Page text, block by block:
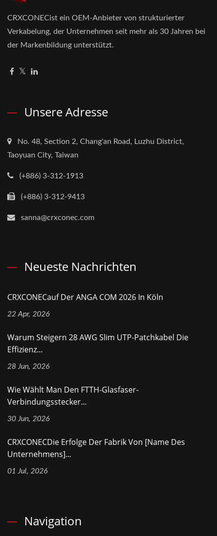
CRXCONECist ein OEM-Anbieter von strukturierter
Verkabelung, der Unternehmen seit mehr als 30 Jahren bei
der Markenbildung unterstützt.
Unsere Adresse
No. 48, Section 2, Chang'an Road, Luzhu District,
Taoyuan City, Taiwan
(+886) 3-312-1913
(+886) 3-312-9413
sanna@crxconec.com
Neueste Nachrichten
CRXCONECauf Der ANGA COM 2026 In Köln
22 Apr, 2026
Warum Steigern 28 AWG Slim UTP-Patchkabel Die
Effizienz...
28 Jun, 2026
Wie Wählt Man Den FTTH-Glasfaser-
Verbindungsstecker...
30 Jun, 2026
CRXCONECDie Erfolge Der Fabrik Von [Name Des
Unternehmens]...
01 Jul, 2026
Navigation